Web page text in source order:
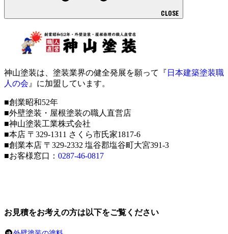
CLOSE
神山塗装は、塗装業界の健全発展を願って『 日本建築塗装職
人の会 』に加盟しています。
■創業昭和52年
■外壁塗装・屋根塗装の職人直営店
■神山塗装工業株式会社
■本店 〒329-1311 さくら市氏家1817-6
■創業本店 〒329-2332 塩谷郡塩谷町大宮391-3
■お客様窓口： 0287-46-0817
お見積をお考えの方は以下をご覧ください